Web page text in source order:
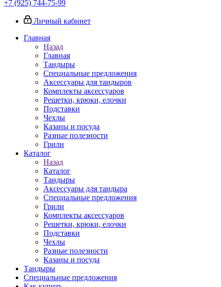
+7 (925) 744-75-99
Личный кабинет
Главная
Назад
Главная
Тандыры
Специальные предложения
Аксессуары для тандыров
Комплекты аксессуаров
Решетки, крюки, елочки
Подставки
Чехлы
Казаны и посуда
Разные полезности
Грили
Каталог
Назад
Каталог
Тандыры
Аксессуары для тандыра
Специальные предложения
Грили
Комплекты аксессуаров
Решетки, крюки, елочки
Подставки
Чехлы
Разные полезности
Казаны и посуда
Тандыры
Специальные предложения